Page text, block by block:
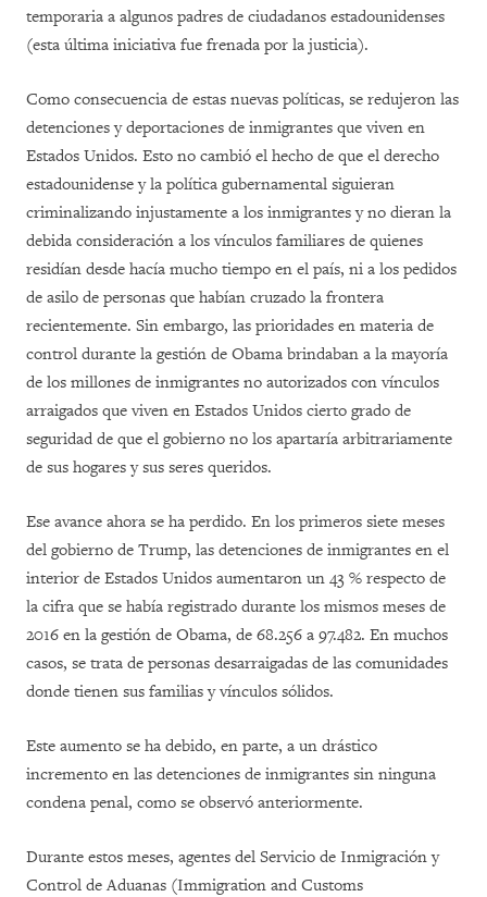
temporaria a algunos padres de ciudadanos estadounidenses
(esta última iniciativa fue frenada por la justicia).
Como consecuencia de estas nuevas políticas, se redujeron las
detenciones y deportaciones de inmigrantes que viven en
Estados Unidos. Esto no cambió el hecho de que el derecho
estadounidense y la política gubernamental siguieran
criminalizando injustamente a los inmigrantes y no dieran la
debida consideración a los vínculos familiares de quienes
residían desde hacía mucho tiempo en el país, ni a los pedidos
de asilo de personas que habían cruzado la frontera
recientemente. Sin embargo, las prioridades en materia de
control durante la gestión de Obama brindaban a la mayoría
de los millones de inmigrantes no autorizados con vínculos
arraigados que viven en Estados Unidos cierto grado de
seguridad de que el gobierno no los apartaría arbitrariamente
de sus hogares y sus seres queridos.
Ese avance ahora se ha perdido. En los primeros siete meses
del gobierno de Trump, las detenciones de inmigrantes en el
interior de Estados Unidos aumentaron un 43 % respecto de
la cifra que se había registrado durante los mismos meses de
2016 en la gestión de Obama, de 68.256 a 97.482. En muchos
casos, se trata de personas desarraigadas de las comunidades
donde tienen sus familias y vínculos sólidos.
Este aumento se ha debido, en parte, a un drástico
incremento en las detenciones de inmigrantes sin ninguna
condena penal, como se observó anteriormente.
Durante estos meses, agentes del Servicio de Inmigración y
Control de Aduanas (Immigration and Customs